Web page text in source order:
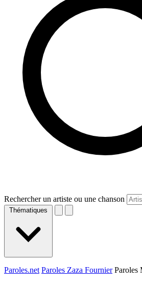
Rechercher un artiste ou une chanson
Thématiques
Paroles.net Paroles Zaza Fournier Paroles